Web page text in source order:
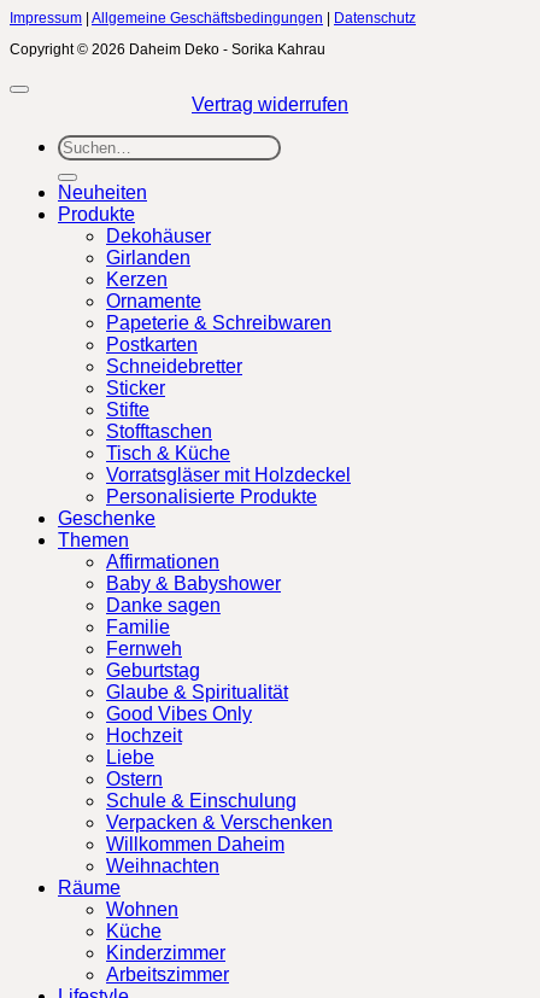
Impressum | Allgemeine Geschäftsbedingungen | Datenschutz
Copyright © 2026 Daheim Deko - Sorika Kahrau
Vertrag widerrufen
Suchen
nach:
Neuheiten
Produkte
Dekohäuser
Girlanden
Kerzen
Ornamente
Papeterie & Schreibwaren
Postkarten
Schneidebretter
Sticker
Stifte
Stofftaschen
Tisch & Küche
Vorratsgläser mit Holzdeckel
Personalisierte Produkte
Geschenke
Themen
Affirmationen
Baby & Babyshower
Danke sagen
Familie
Fernweh
Geburtstag
Glaube & Spiritualität
Good Vibes Only
Hochzeit
Liebe
Ostern
Schule & Einschulung
Verpacken & Verschenken
Willkommen Daheim
Weihnachten
Räume
Wohnen
Küche
Kinderzimmer
Arbeitszimmer